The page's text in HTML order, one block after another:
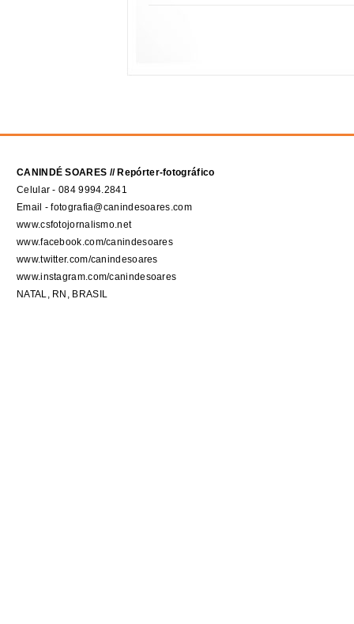
CANINDÉ SOARES // Repórter-fotográfico
Celular - 084 9994.2841
Email - fotografia@canindesoares.com
www.csfotojornalismo.net
www.facebook.com/canindesoares
www.twitter.com/canindesoares
www.instagram.com/canindesoares
NATAL, RN, BRASIL